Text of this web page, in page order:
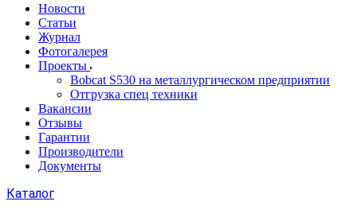
Новости
Статьи
Журнал
Фотогалерея
Проекты
Bobcat S530 на металлургическом предприятии
Отгрузка спец техники
Вакансии
Отзывы
Гарантии
Производители
Документы
Каталог